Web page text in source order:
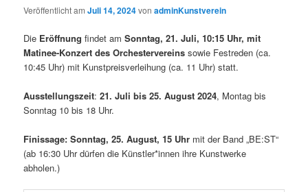
Veröffentlicht amJuli 14, 2024vonadminKunstverein
Die Eröffnungfindet amSonntag, 21. Juli, 10:15 Uhr, mit
Matinee-Konzert des Orchestervereins sowie Festreden (ca.
10:45 Uhr) mit Kunstpreisverleihung (ca. 11 Uhr) statt.
Ausstellungszeit:21. Juli bis 25. August 2024, Montag bis
Sonntag 10 bis 18 Uhr.
Finissage: Sonntag, 25. August, 15 Uhr mit der Band „BE:ST“
(ab 16:30 Uhr dürfen die Künstler*innen ihre Kunstwerke
abholen.)